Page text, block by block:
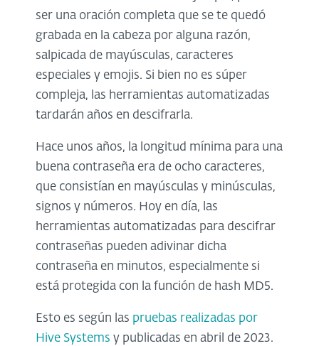
ser una oración completa que se te quedó
grabada en la cabeza por alguna razón,
salpicada de mayúsculas, caracteres
especiales y emojis. Si bien no es súper
compleja, las herramientas automatizadas
tardarán años en descifrarla.
Hace unos años, la longitud mínima para una
buena contraseña era de ocho caracteres,
que consistían en mayúsculas y minúsculas,
signos y números. Hoy en día, las
herramientas automatizadas para descifrar
contraseñas pueden adivinar dicha
contraseña en minutos, especialmente si
está protegida con la función de hash MD5.
Esto es según las pruebas realizadas por
Hive Systems y publicadas en abril de 2023.